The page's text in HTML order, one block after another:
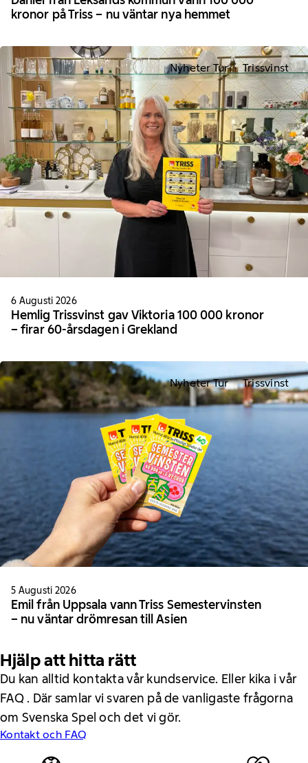
kronor på Triss – nu väntar nya hemmet
Nyheter Tur Trissvinst
6 Augusti 2026
Hemlig Trissvinst gav Viktoria 100 000 kronor
– firar 60-årsdagen i Grekland
Nyheter Tur Trissvinst
5 Augusti 2026
Emil från Uppsala vann Triss Semestervinsten
– nu väntar drömresan till Asien
Hjälp att hitta rätt
Du kan alltid kontakta vår kundservice. Eller kika i vår
FAQ . Där samlar vi svaren på de vanligaste frågorna
om Svenska Spel och det vi gör.
Kontakt och FAQ